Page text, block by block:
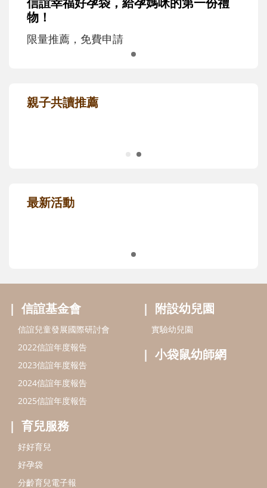
物！
限量推薦，免費申請
親子共讀推薦
最新活動